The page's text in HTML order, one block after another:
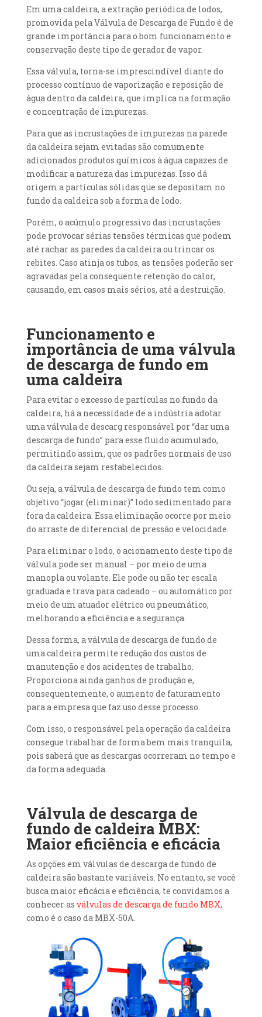
Em uma caldeira, a extração periódica de lodos,
promovida pela Válvula de Descarga de Fundo é de
grande importância para o bom funcionamento e
conservação deste tipo de gerador de vapor.
Essa válvula, torna-se imprescindível diante do
processo contínuo de vaporização e reposição de
água dentro da caldeira, que implica na formação
e concentração de impurezas.
Para que as incrustações de impurezas na parede
da caldeira sejam evitadas são comumente
adicionados produtos químicos à água capazes de
modificar a natureza das impurezas. Isso dá
origem a partículas sólidas que se depositam no
fundo da caldeira sob a forma de lodo.
Porém, o acúmulo progressivo das incrustações
pode provocar sérias tensões térmicas que podem
até rachar as paredes da caldeira ou trincar os
rebites. Caso atinja os tubos, as tensões poderão ser
agravadas pela consequente retenção do calor,
causando, em casos mais sérios, até a destruição.
Funcionamento e
importância de uma válvula
de descarga de fundo em
uma caldeira
Para evitar o excesso de partículas no fundo da
caldeira, há a necessidade de a indústria adotar
uma válvula de descarg responsável por “dar uma
descarga de fundo” para esse fluido acumulado,
permitindo assim, que os padrões normais de uso
da caldeira sejam restabelecidos.
Ou seja, a válvula de descarga de fundo tem como
objetivo “jogar (eliminar)” lodo sedimentado para
fora da caldeira. Essa eliminação ocorre por meio
do arraste de diferencial de pressão e velocidade.
Para eliminar o lodo, o acionamento deste tipo de
válvula pode ser manual – por meio de uma
manopla ou volante. Ele pode ou não ter escala
graduada e trava para cadeado – ou automático por
meio de um atuador elétrico ou pneumático,
melhorando a eficiência e a segurança.
Dessa forma, a válvula de descarga de fundo de
uma caldeira permite redução dos custos de
manutenção e dos acidentes de trabalho.
Proporciona ainda ganhos de produção e,
consequentemente, o aumento de faturamento
para a empresa que faz uso desse processo.
Com isso, o responsável pela operação da caldeira
consegue trabalhar de forma bem mais tranquila,
pois saberá que as descargas ocorreram no tempo e
da forma adequada.
Válvula de descarga de
fundo de caldeira MBX:
Maior eficiência e eficácia
As opções em válvulas de descarga de fundo de
caldeira são bastante variáveis. No entanto, se você
busca maior eficácia e eficiência, te convidamos a
conhecer as válvulas de descarga de fundo MBX,
como é o caso da MBX-50A.